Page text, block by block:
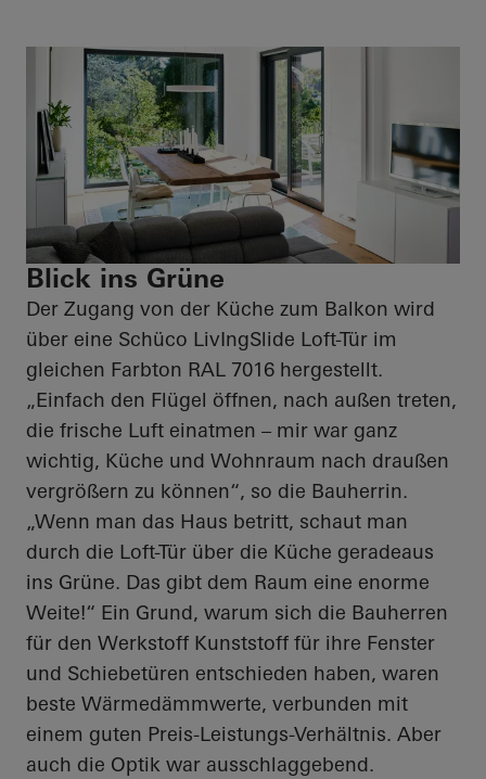
Blick ins Grüne
Der Zugang von der Küche zum Balkon wird
über eine Schüco LivIngSlide Loft-Tür im
gleichen Farbton RAL 7016 hergestellt.
„Einfach den Flügel öffnen, nach außen treten,
die frische Luft einatmen – mir war ganz
wichtig, Küche und Wohnraum nach draußen
vergrößern zu können“, so die Bauherrin.
„Wenn man das Haus betritt, schaut man
durch die Loft-Tür über die Küche geradeaus
ins Grüne. Das gibt dem Raum eine enorme
Weite!“ Ein Grund, warum sich die Bauherren
für den Werkstoff Kunststoff für ihre Fenster
und Schiebetüren entschieden haben, waren
beste Wärmedämmwerte, verbunden mit
einem guten Preis-Leistungs-Verhältnis. Aber
auch die Optik war ausschlaggebend.